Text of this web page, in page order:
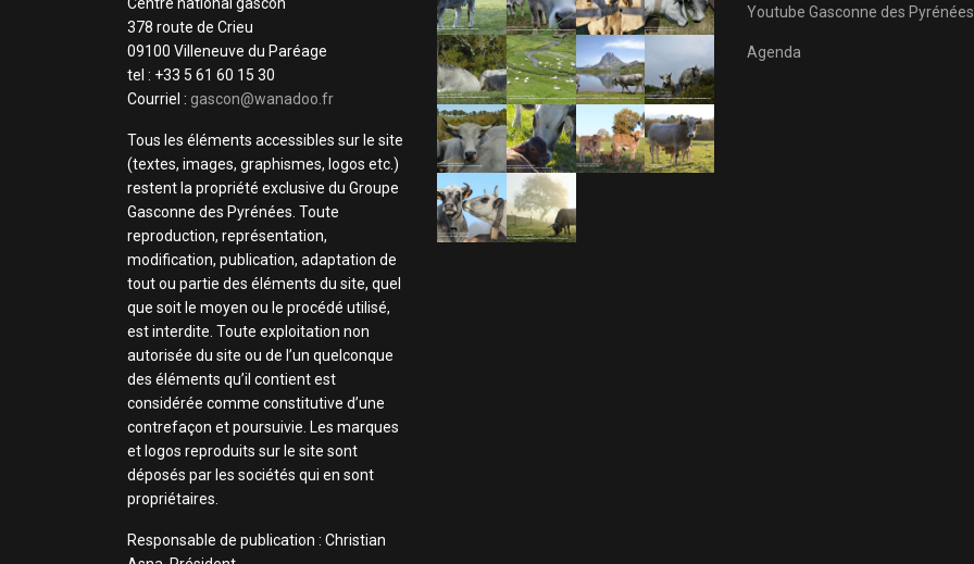
Centre national gascon
378 route de Crieu
09100 Villeneuve du Paréage
tel : +33 5 61 60 15 30
Courriel : gascon@wanadoo.fr
Tous les éléments accessibles sur le site
(textes, images, graphismes, logos etc.)
restent la propriété exclusive du Groupe
Gasconne des Pyrénées. Toute
reproduction, représentation,
modification, publication, adaptation de
tout ou partie des éléments du site, quel
que soit le moyen ou le procédé utilisé,
est interdite. Toute exploitation non
autorisée du site ou de l’un quelconque
des éléments qu’il contient est
considérée comme constitutive d’une
contrefaçon et poursuivie. Les marques
et logos reproduits sur le site sont
déposés par les sociétés qui en sont
propriétaires.
Responsable de publication : Christian
Youtube Gasconne des Pyrénées
Agenda